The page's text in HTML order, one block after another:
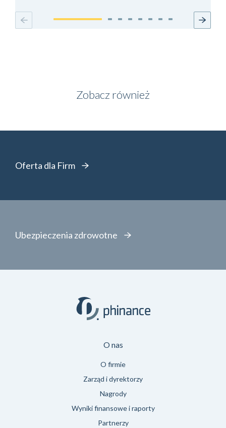
Zobacz również
Oferta dla Firm
Ubezpieczenia zdrowotne
O nas
O firmie
Zarząd i dyrektorzy
Nagrody
Wyniki finansowe i raporty
Partnerzy